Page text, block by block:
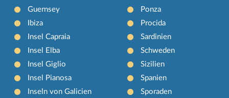
Guernsey
Ibiza
Insel Capraia
Insel Elba
Insel Giglio
Insel Pianosa
Inseln von Galicien
Ponza
Procida
Sardinien
Schweden
Sizilien
Spanien
Sporaden